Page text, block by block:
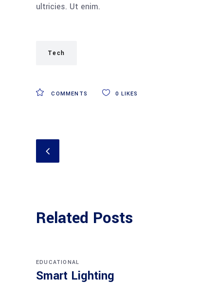
ultricies. Ut enim.
Tech
COMMENTS 0 LIKES
Related Posts
EDUCATIONAL
Smart Lighting